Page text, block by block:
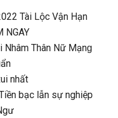
Tài Lộc Vận Hạn
NGAY
Thân Nữ Mạnɡ
nhất
bạc lẫn ѕự nghiệp